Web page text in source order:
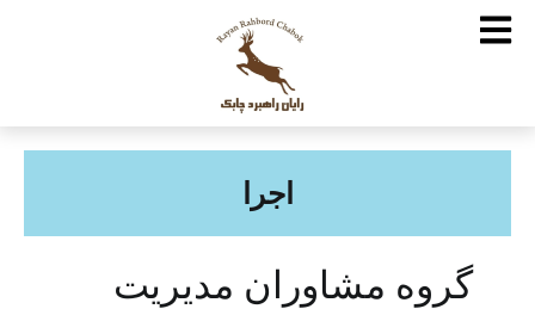
اجرا
گروه مشاوران مدیریت